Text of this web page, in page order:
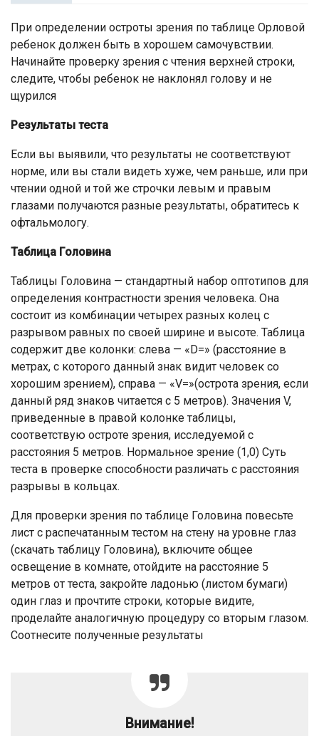
При определении остроты зрения по таблице Орловой
ребенок должен быть в хорошем самочувствии.
Начинайте проверку зрения с чтения верхней строки,
следите, чтобы ребенок не наклонял голову и не
щурился
Результаты теста
Если вы выявили, что результаты не соответствуют
норме, или вы стали видеть хуже, чем раньше, или при
чтении одной и той же строчки левым и правым
глазами получаются разные результаты, обратитесь к
офтальмологу.
Таблица Головина
Таблицы Головина — стандартный набор оптотипов для
определения контрастности зрения человека. Она
состоит из комбинации четырех разных колец с
разрывом равных по своей ширине и высоте. Таблица
содержит две колонки: слева — «D=» (расстояние в
метрах, с которого данный знак видит человек со
хорошим зрением), справа — «V=»(острота зрения, если
данный ряд знаков читается с 5 метров). Значения V,
приведенные в правой колонке таблицы,
соответствую остроте зрения, исследуемой с
расстояния 5 метров. Нормальное зрение (1,0) Суть
теста в проверке способности различать с расстояния
разрывы в кольцах.
Для проверки зрения по таблице Головина повесьте
лист с распечатанным тестом на стену на уровне глаз
(скачать таблицу Головина), включите общее
освещение в комнате, отойдите на расстояние 5
метров от теста, закройте ладонью (листом бумаги)
один глаз и прочтите строки, которые видите,
проделайте аналогичную процедуру со вторым глазом.
Соотнесите полученные результаты
Внимание!